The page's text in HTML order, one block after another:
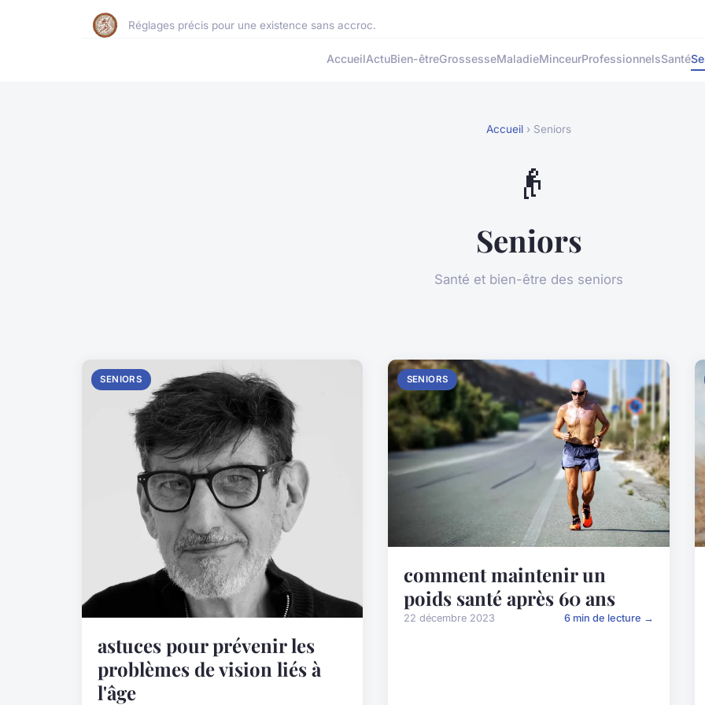
Réglages précis pour une existence sans accroc.
AccueilActuBien-êtreGrossesseMaladieMinceurProfessionnelsSanté
Accueil › Seniors
👴
Seniors
Santé et bien-être des seniors
SENIORS
astuces pour prévenir les
problèmes de vision liés à
l'âge
SENIORS
comment maintenir un
poids santé après 60 ans
22 décembre 2023 6 min de lecture →